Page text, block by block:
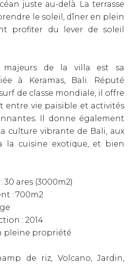
juste au-delà. La terrasse
le soleil, dîner en plein
profiter du lever de soleil
majeurs de la villa est sa
à Keramas, Bali. Réputé
de classe mondiale, il offre
entre vie paisible et activités
Il donne également
culture vibrante de Bali, aux
la cuisine exotique, et bien
30 ares (3000m2)
: 700m2
: 2014
pleine propriété
de riz, Volcano, Jardin,